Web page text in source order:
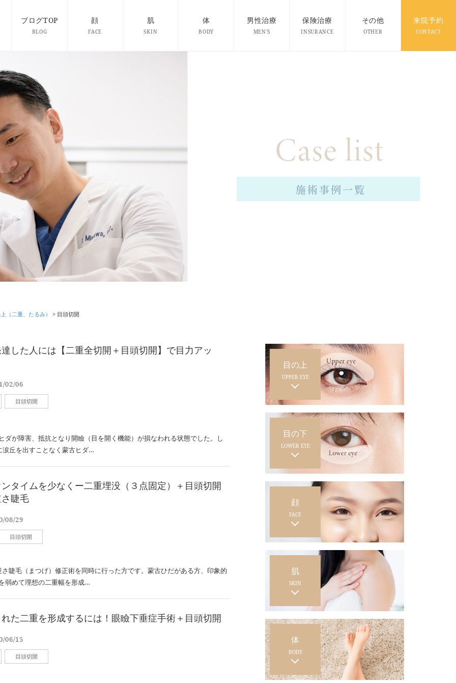
ブログTOP
BLOG
顔
FACE
肌
SKIN
体
BODY
男性治療
MEN'S
保険治療
INSURANCE
その他
OTHER
来院予約
CONTACT
（二重、たるみ） > 目頭切開
した人には【二重全切開＋目頭切開】で目力アッ
02/06
目頭切開
が障害、抵抗となり開瞼（目を開く機能）が損なわれる状態でした。し
丘を出すことなく蒙古ヒダ…
タイムを少なくー二重埋没（３点固定）＋目頭切開
睫毛
08/29
目頭切開
睫毛（まつげ）修正術を同時に行った方です。蒙古ひだがある方、印象的
弱めて理想の二重幅を形成…
た二重を形成するには！眼瞼下垂症手術＋目頭切開
06/15
目頭切開
目の上
UPPER EYE
目の下
LOWER EYE
顔
FACE
肌
SKIN
体
BODY